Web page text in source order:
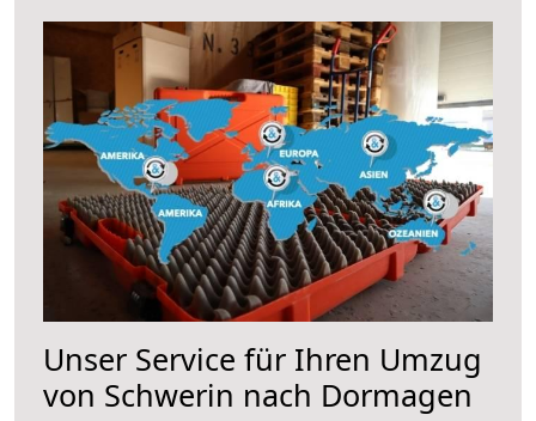
Unser Service für Ihren Umzug
von Schwerin nach Dormagen